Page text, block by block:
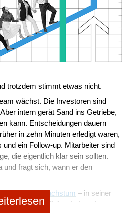
mit
bis hin zur finalen Einstellung.
klaren Kriterien und die Abfolge ist
Dabei ist es wichtig, objektive
um Konsistenz und Fairness
Technologien können hier einen
sie Einstellungsprozesse
Applicant Tracking Systems
Möglichkeit, den Überblick über
zu behalten, Bewerbungen
Entscheidungen zu treffen.
Systeme die Zusammenarbeit
und Bewertungen zentral
niemals den menschlichen
ist wichtig, dass trotz
trotzdem stimmt etwas nicht.
wächst. Die Investoren sind
intern gerät Sand ins Getriebe,
kann. Entscheidungen dauern
in zehn Minuten erledigt waren,
und ein Follow-up. Mitarbeiter sind
die eigentlich klar sein sollten.
und fragt sich, wann er den
Das ist
Wachstum – in seiner
Und es trifft fast jeden, der es